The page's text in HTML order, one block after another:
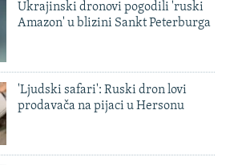
Ukrajinski dronovi pogodili 'ruski
Amazon' u blizini Sankt Peterburga
'Ljudski safari': Ruski dron lovi
prodavača na pijaci u Hersonu